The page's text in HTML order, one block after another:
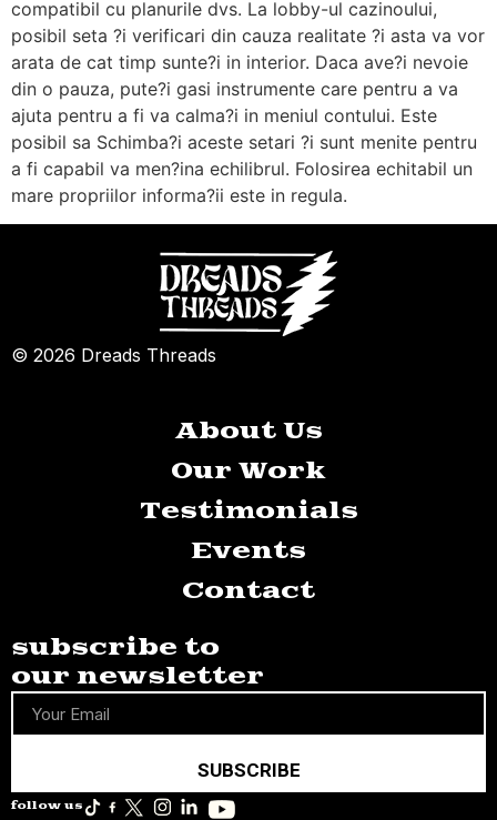
compatibil cu planurile dvs. La lobby-ul cazinoului,
posibil seta ?i verificari din cauza realitate ?i asta va vor
arata de cat timp sunte?i in interior. Daca ave?i nevoie
din o pauza, pute?i gasi instrumente care pentru a va
ajuta pentru a fi va calma?i in meniul contului. Este
posibil sa Schimba?i aceste setari ?i sunt menite pentru
a fi capabil va men?ina echilibrul. Folosirea echitabil un
mare propriilor informa?ii este in regula.
© 2026 Dreads Threads
About Us
Our Work
Testimonials
Events
Contact
subscribe to
our newsletter
SUBSCRIBE
follow us